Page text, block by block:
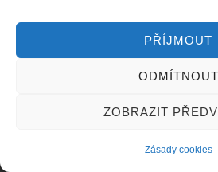
PŘÍJMOUT
ODMÍTNOUT
ZOBRAZIT
Zásady cookies
www.perinatologie.eu